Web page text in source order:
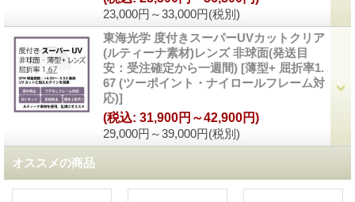
23,000円～33,000円(税別)
東海光学 度付きスーパーUVカットクリア
(ルティーナ素材)レンズ 非球面(発送目
安：受注確定から一週間) [薄型+ 屈折率1.
67 (ツーポイント・ナイロールフレーム対
応)]
29,000円～39,000円(税別)
(税込: 31,900円～42,900円)
オススメの商品